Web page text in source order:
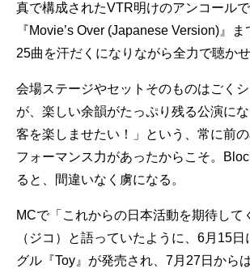
真で構成されたVTR明けのアンコール
『Movie’s Over (Japanese Version)』
25曲を汗だくになりながら全力で聴かせ
会場ステージやセットそのものはごく
が、楽しい余韻がたっぷり残る公演に
客を楽しませたい！」という、常に前
フォーマンス力があったからこそ。
ると、間違いなく虜になる。
MCで「これからの日本活動を期待して
（ジコ）と語っていたように、6月15
グル『Toy』が発売され、7月27日から